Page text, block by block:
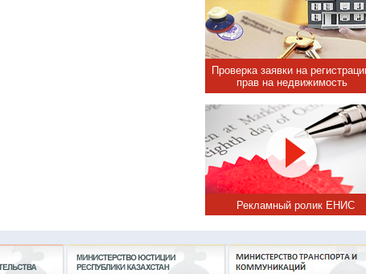
Проверка заявки на
прав на недвижимость
Рекламный ролик ЕНИС